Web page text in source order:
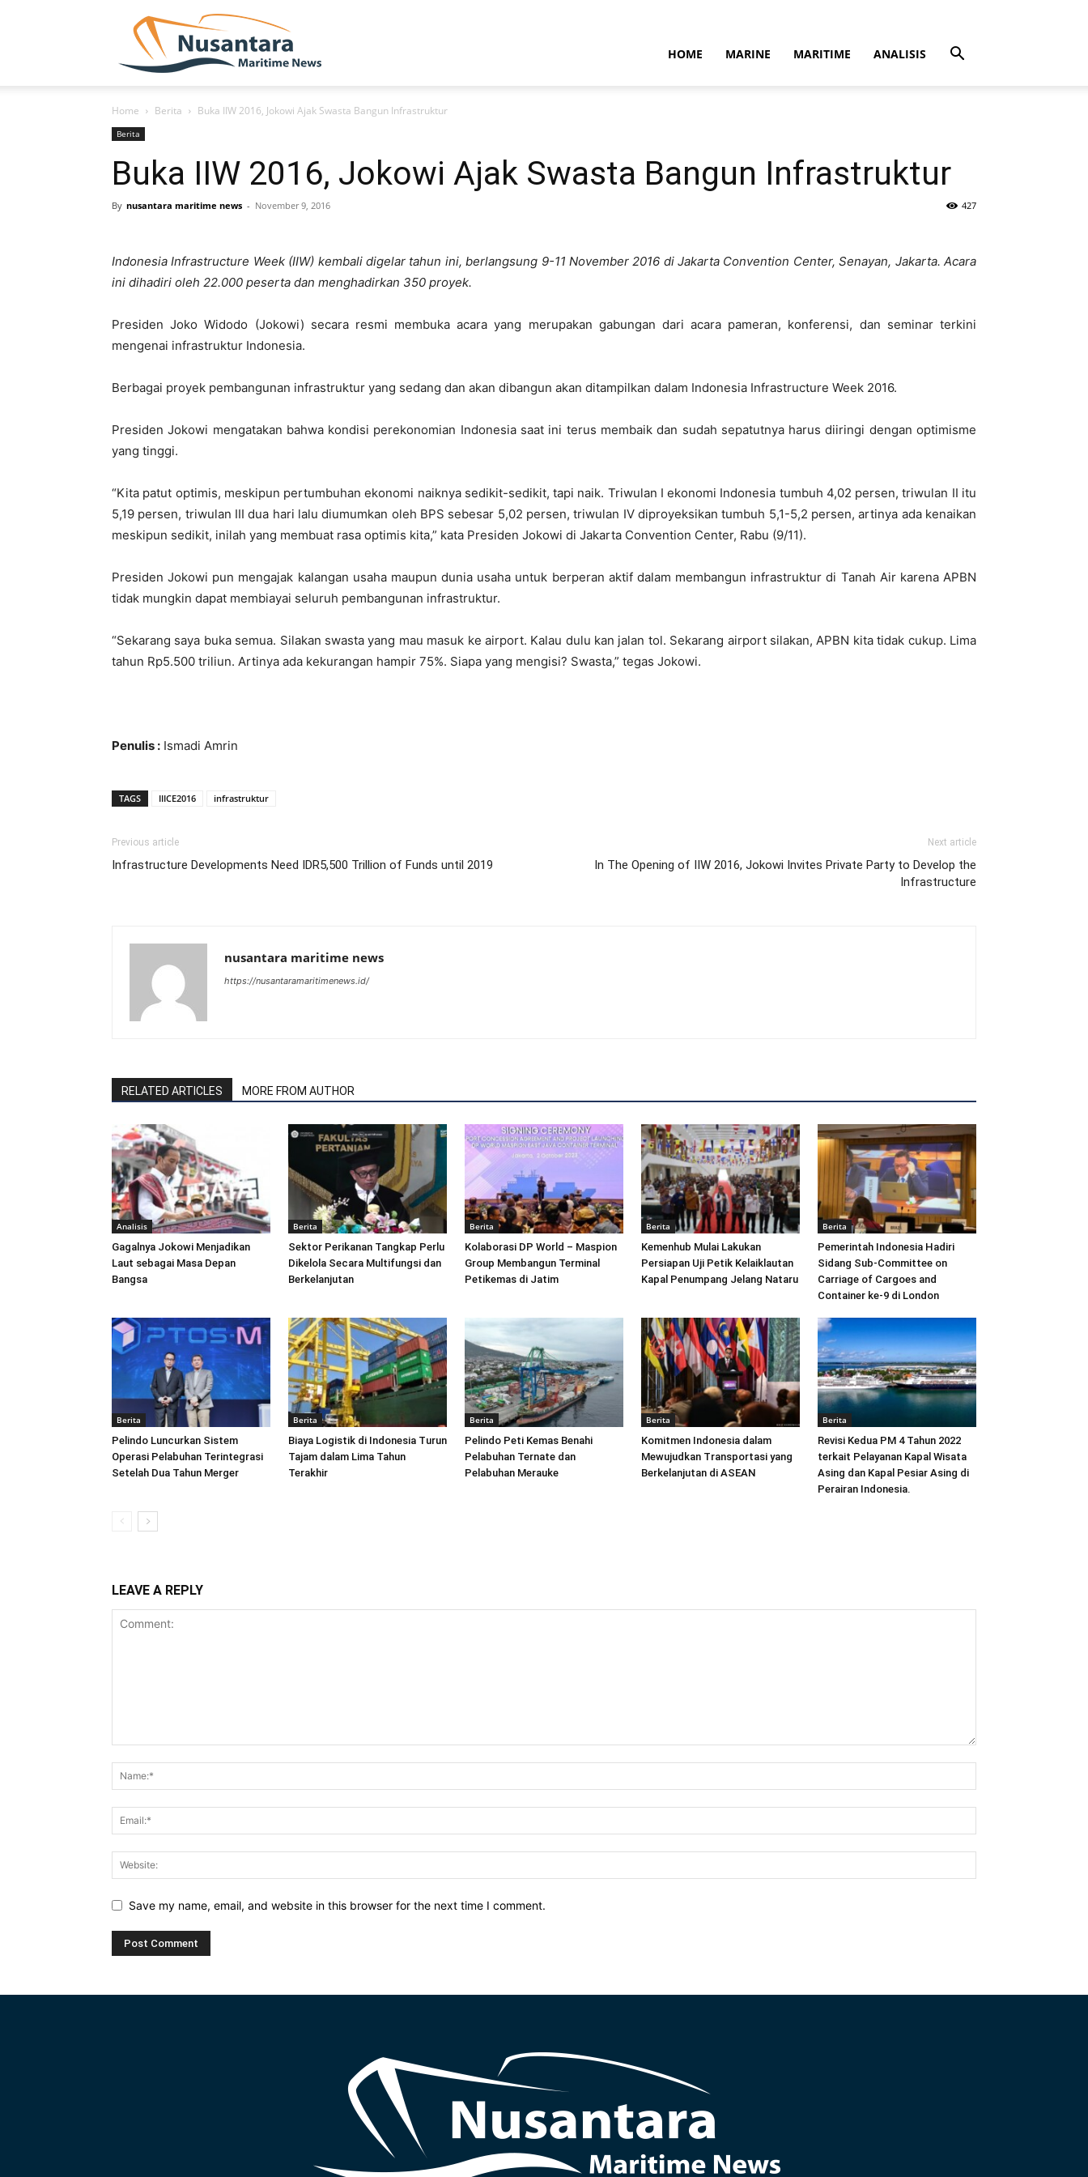
HOME MARINE MARITIME ANALISIS
Home Berita Buka IIW 2016, Jokowi Ajak Swasta Bangun Infrastruktur
Berita
Buka IIW 2016, Jokowi Ajak Swasta Bangun Infrastruktur
By nusantara maritime news - November 9, 2016 427
Indonesia Infrastructure Week (IIW) kembali digelar tahun ini, berlangsung 9-11 November 2016 di Jakarta Convention Center, Senayan, Jakarta. Acara
ini dihadiri oleh 22.000 peserta dan menghadirkan 350 proyek.
Presiden Joko Widodo (Jokowi) secara resmi membuka acara yang merupakan gabungan dari acara pameran, konferensi, dan seminar terkini
mengenai infrastruktur Indonesia.
Berbagai proyek pembangunan infrastruktur yang sedang dan akan dibangun akan ditampilkan dalam Indonesia Infrastructure Week 2016.
Presiden Jokowi mengatakan bahwa kondisi perekonomian Indonesia saat ini terus membaik dan sudah sepatutnya harus diiringi dengan optimisme
yang tinggi.
“Kita patut optimis, meskipun pertumbuhan ekonomi naiknya sedikit-sedikit, tapi naik. Triwulan I ekonomi Indonesia tumbuh 4,02 persen, triwulan II itu
5,19 persen, triwulan III dua hari lalu diumumkan oleh BPS sebesar 5,02 persen, triwulan IV diproyeksikan tumbuh 5,1-5,2 persen, artinya ada kenaikan
meskipun sedikit, inilah yang membuat rasa optimis kita,” kata Presiden Jokowi di Jakarta Convention Center, Rabu (9/11).
Presiden Jokowi pun mengajak kalangan usaha maupun dunia usaha untuk berperan aktif dalam membangun infrastruktur di Tanah Air karena APBN
tidak mungkin dapat membiayai seluruh pembangunan infrastruktur.
“Sekarang saya buka semua. Silakan swasta yang mau masuk ke airport. Kalau dulu kan jalan tol. Sekarang airport silakan, APBN kita tidak cukup. Lima
tahun Rp5.500 triliun. Artinya ada kekurangan hampir 75%. Siapa yang mengisi? Swasta,” tegas Jokowi.
Penulis : Ismadi Amrin
TAGS IIICE2016 infrastruktur
Previous article
Infrastructure Developments Need IDR5,500 Trillion of Funds until 2019
Next article
In The Opening of IIW 2016, Jokowi Invites Private Party to Develop the
Infrastructure
nusantara maritime news
https://nusantaramaritimenews.id/
RELATED ARTICLES MORE FROM AUTHOR
Analisis
Gagalnya Jokowi Menjadikan
Laut sebagai Masa Depan
Bangsa
Berita
Sektor Perikanan Tangkap Perlu
Dikelola Secara Multifungsi dan
Berkelanjutan
Berita
Kolaborasi DP World – Maspion
Group Membangun Terminal
Petikemas di Jatim
Berita
Kemenhub Mulai Lakukan
Persiapan Uji Petik Kelaiklautan
Kapal Penumpang Jelang Nataru
Berita
Pemerintah Indonesia Hadiri
Sidang Sub-Committee on
Carriage of Cargoes and
Container ke-9 di London
Berita
Pelindo Luncurkan Sistem
Operasi Pelabuhan Terintegrasi
Setelah Dua Tahun Merger
Berita
Biaya Logistik di Indonesia Turun
Tajam dalam Lima Tahun
Terakhir
Berita
Pelindo Peti Kemas Benahi
Pelabuhan Ternate dan
Pelabuhan Merauke
Berita
Komitmen Indonesia dalam
Mewujudkan Transportasi yang
Berkelanjutan di ASEAN
Berita
Revisi Kedua PM 4 Tahun 2022
terkait Pelayanan Kapal Wisata
Asing dan Kapal Pesiar Asing di
Perairan Indonesia.
LEAVE A REPLY
Save my name, email, and website in this browser for the next time I comment.